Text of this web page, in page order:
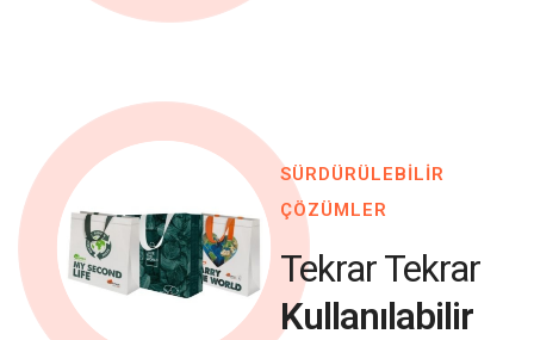
SÜRDÜRÜLEBİLİR
ÇÖZÜMLER
Tekrar Tekrar
Kullanılabilir